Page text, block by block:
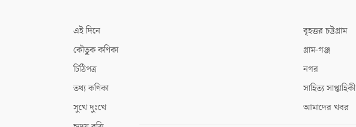
এই দিনে
কৌতুক কণিকা
চিঠিপত্র
তথ্য কণিকা
সুখে দুঃখে
বৃহত্তর চট্টগ্রাম
গ্রাম-গঞ্জ
নগর
সাহিত্য সাপ্তাহিকী
আমাদের খবর